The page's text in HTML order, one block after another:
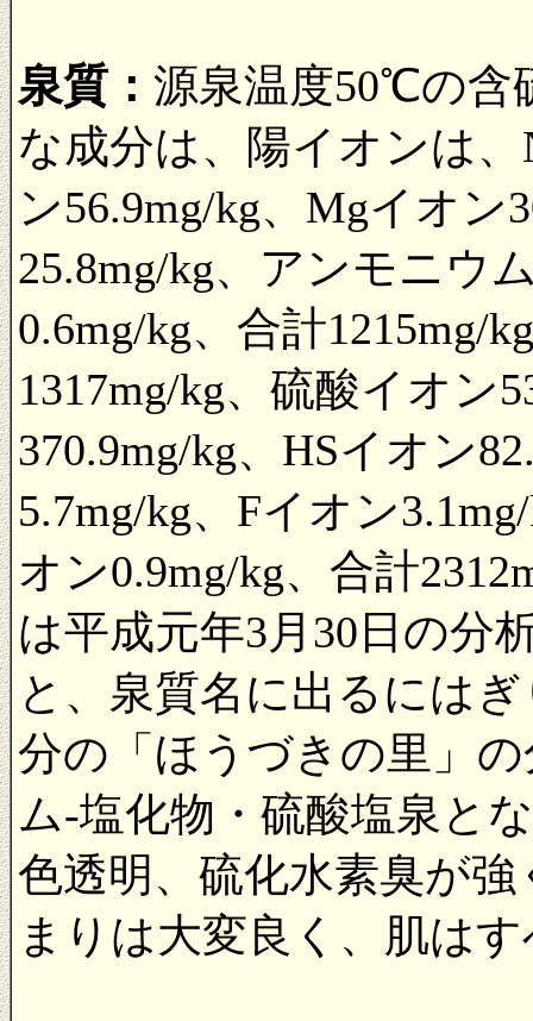
泉質： 源泉温度50℃の含
な成分は、陽イオンは、
ン56.9mg/kg、Mgイオン
25.8mg/kg、アンモニウ
0.6mg/kg、合計1215mg/
1317mg/kg、硫酸イオン
370.9mg/kg、HSイオン
5.7mg/kg、Fイオン
オン0.9mg/kg、合計
は平成元年3月30日の分
と、泉質名に出るには
分の「ほうづきの里」
ム-塩化物・硫酸塩泉と
色透明、硫化水素臭が
まりは大変良く、肌は